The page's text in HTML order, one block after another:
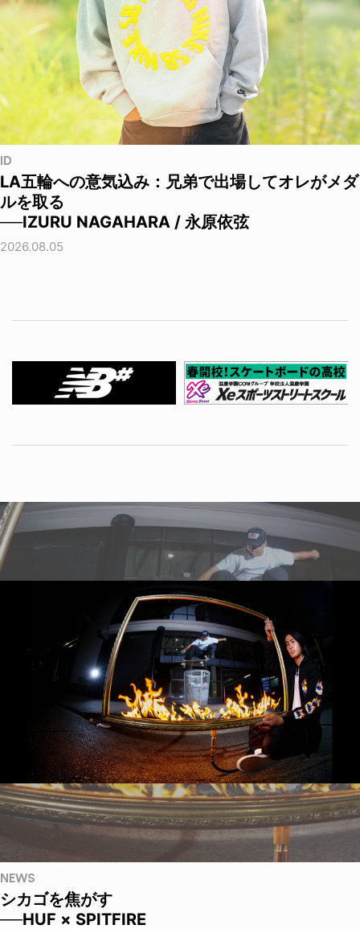
ID
LA五輪への意気込み：兄弟で出場してオレがメダ
ルを取る
──IZURU NAGAHARA / 永原依弦
2026.08.05
NEWS
シカゴを焦がす
──HUF × SPITFIRE